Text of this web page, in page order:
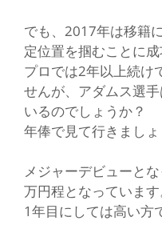
でも、2017年は移籍
定位置を掴むことに成
プロでは2年以上続け
せんが、アダムス選
いるのでしょうか？
年俸で見て行きましょ
メジャーデビューと
万円程となっています
1年目にしては高い方